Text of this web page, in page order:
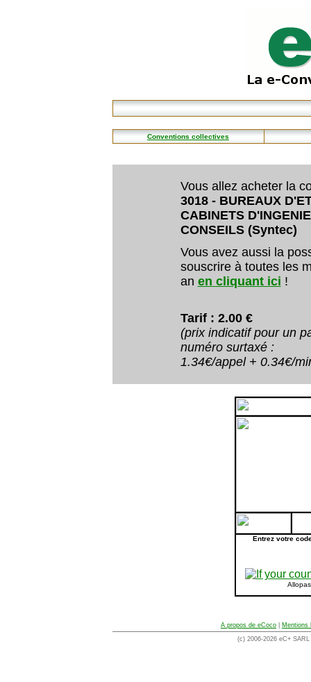
Conventions collectives
Vous allez acheter la
3018 - BUREAUX
CABINETS
CONSEILS (Syntec)
Vous avez aussi la
souscrire à toutes les
an en cliquant ici !
Tarif : 2.00 €
(prix indicatif pour un
numéro surtaxé :
1.34€/appel + 0.34€/
Entrez votre
A propos de eCoco
Mentions
(c) 2006-2026 eC+